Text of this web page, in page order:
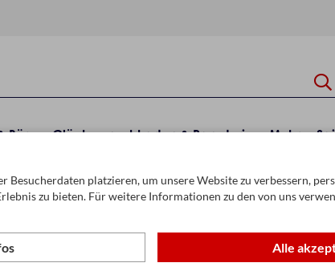
Büro Glückwunschkarten & Papeterie Mehr
Besucherdaten platzieren, um unsere Website zu verbessern,
zu bieten. Für weitere Informationen zu den von uns
Alle